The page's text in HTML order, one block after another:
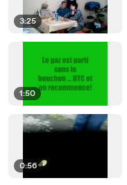
3:25
1:50
0:56